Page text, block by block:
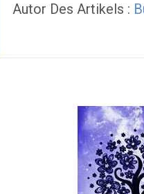
Autor Des Artikels :